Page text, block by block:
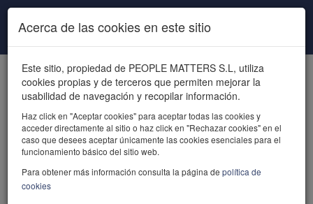
Pasar al contenido principal
powered by talent
Acerca de las cookies en este sitio
Este sitio, propiedad de PEOPLE MATTERS S.L, utiliza
cookies propias y de terceros que permiten mejorar la
usabilidad de navegación y recopilar información.
Haz click en "Aceptar cookies" para aceptar todas las cookies y
acceder directamente al sitio o haz click en "Rechazar cookies" en el
caso que desees aceptar únicamente las cookies esenciales para el
funcionamiento básico del sitio web.
Para obtener más información consulta la página de política de
cookies